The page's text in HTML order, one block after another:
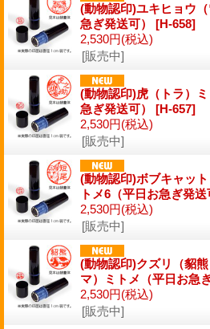
(動物認印)ユキヒョウ
急ぎ発送可） [H-658]
2,530円(税込)
[販売中]
(動物認印)虎（トラ）
急ぎ発送可） [H-657]
2,530円(税込)
[販売中]
(動物認印)ボブキャッ
トメ6（平日お急ぎ発送
2,530円(税込)
[販売中]
(動物認印)クズリ（貂
マ）ミトメ（平日お急
2,530円(税込)
[販売中]